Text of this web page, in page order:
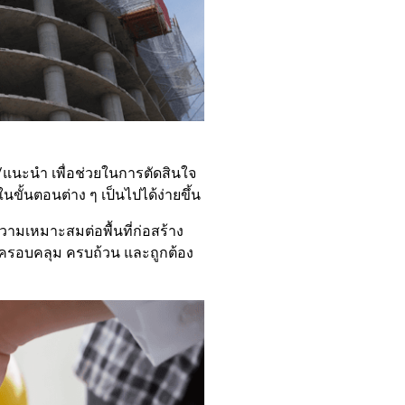
นะนำ เพื่อช่วยในการตัดสินใจ
ขั้นตอนต่าง ๆ เป็นไปได้ง่ายขึ้น
ามเหมาะสมต่อพื้นที่ก่อสร้าง
รอบคลุม ครบถ้วน และถูกต้อง